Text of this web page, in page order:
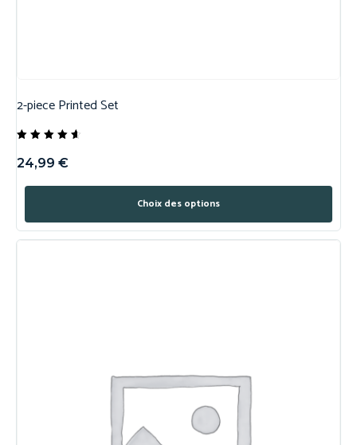
2-piece Printed Set
4.50
sur 5
24,99 €
Choix des options